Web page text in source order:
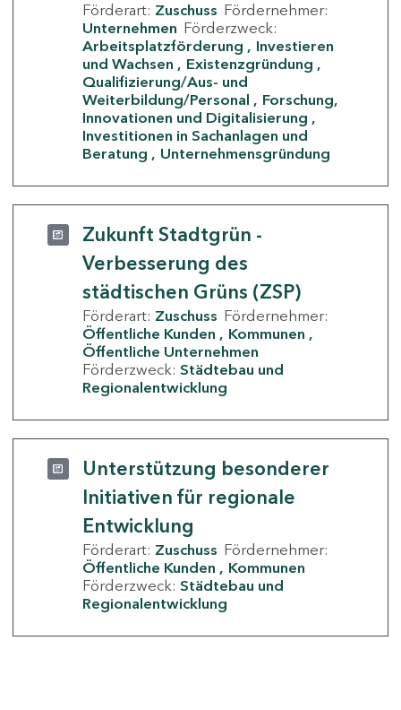
Förderart: Zuschuss Fördernehmer:
Unternehmen Förderzweck:
Arbeitsplatzförderung
Investieren
und Wachsen
Existenzgründung
Qualifizierung/Aus- und
Weiterbildung/Personal
Forschung,
Innovationen und Digitalisierung
Investitionen in Sachanlagen und
Beratung
Unternehmensgründung
Zukunft Stadtgrün -
Verbesserung des
städtischen Grüns (ZSP)
Förderart: Zuschuss Fördernehmer:
Öffentliche Kunden
Kommunen
Öffentliche Unternehmen
Förderzweck: Städtebau und
Regionalentwicklung
Unterstützung besonderer
Initiativen für regionale
Entwicklung
Förderart: Zuschuss Fördernehmer:
Öffentliche Kunden
Kommunen
Förderzweck: Städtebau und
Regionalentwicklung